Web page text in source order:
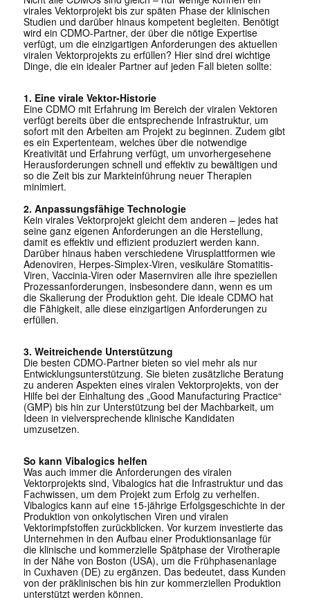
virales Vektorprojekt bis zur späten Phase der klinischen
Studien und darüber hinaus kompetent begleiten. Benötigt
wird ein CDMO-Partner, der über die nötige Expertise
verfügt, um die einzigartigen Anforderungen des aktuellen
viralen Vektorprojekts zu erfüllen? Hier sind drei wichtige
Dinge, die ein idealer Partner auf jeden Fall bieten sollte:
1. Eine virale Vektor-Historie
Eine CDMO mit Erfahrung im Bereich der viralen Vektoren
verfügt bereits über die entsprechende Infrastruktur, um
sofort mit den Arbeiten am Projekt zu beginnen. Zudem gibt
es ein Expertenteam, welches über die notwendige
Kreativität und Erfahrung verfügt, um unvorhergesehene
Herausforderungen schnell und effektiv zu bewältigen und
so die Zeit bis zur Markteinführung neuer Therapien
minimiert.
2. Anpassungsfähige Technologie
Kein virales Vektorprojekt gleicht dem anderen – jedes hat
seine ganz eigenen Anforderungen an die Herstellung,
damit es effektiv und effizient produziert werden kann.
Darüber hinaus haben verschiedene Virusplattformen wie
Adenoviren, Herpes-Simplex-Viren, vesikuläre Stomatitis-
Viren, Vaccinia-Viren oder Masernviren alle ihre speziellen
Prozessanforderungen, insbesondere dann, wenn es um
die Skalierung der Produktion geht. Die ideale CDMO hat
die Fähigkeit, alle diese einzigartigen Anforderungen zu
erfüllen.
3. Weitreichende Unterstützung
Die besten CDMO-Partner bieten so viel mehr als nur
Entwicklungsunterstützung. Sie bieten zusätzliche Beratung
zu anderen Aspekten eines viralen Vektorprojekts, von der
Hilfe bei der Einhaltung des „Good Manufacturing Practice“
(GMP) bis hin zur Unterstützung bei der Machbarkeit, um
Ideen in vielversprechende klinische Kandidaten
umzusetzen.
So kann Vibalogics helfen
Was auch immer die Anforderungen des viralen
Vektorprojekts sind, Vibalogics hat die Infrastruktur und das
Fachwissen, um dem Projekt zum Erfolg zu verhelfen.
Vibalogics kann auf eine 15-jährige Erfolgsgeschichte in der
Produktion von onkolytischen Viren und viralen
Vektorimpfstoffen zurückblicken. Vor kurzem investierte das
Unternehmen in den Aufbau einer Produktionsanlage für
die klinische und kommerzielle Spätphase der Virotherapie
in der Nähe von Boston (USA), um die Frühphasenanlage
in Cuxhaven (DE) zu ergänzen. Das bedeutet, dass Kunden
von der präklinischen bis hin zur kommerziellen Produktion
unterstützt werden können.